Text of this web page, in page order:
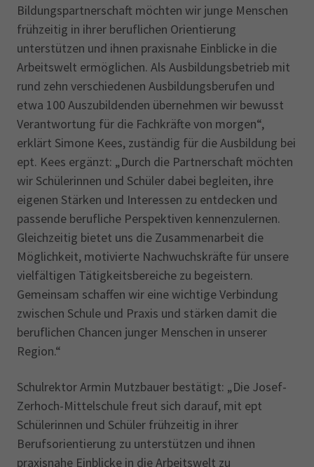
Bildungspartnerschaft möchten wir junge Menschen
frühzeitig in ihrer beruflichen Orientierung
unterstützen und ihnen praxisnahe Einblicke in die
Arbeitswelt ermöglichen. Als Ausbildungsbetrieb mit
rund zehn verschiedenen Ausbildungsberufen und
etwa 100 Auszubildenden übernehmen wir bewusst
Verantwortung für die Fachkräfte von morgen“,
erklärt Simone Kees, zuständig für die Ausbildung bei
ept. Kees ergänzt: „Durch die Partnerschaft möchten
wir Schülerinnen und Schüler dabei begleiten, ihre
eigenen Stärken und Interessen zu entdecken und
passende berufliche Perspektiven kennenzulernen.
Gleichzeitig bietet uns die Zusammenarbeit die
Möglichkeit, motivierte Nachwuchskräfte für unsere
vielfältigen Tätigkeitsbereiche zu begeistern.
Gemeinsam schaffen wir eine wichtige Verbindung
zwischen Schule und Praxis und stärken damit die
beruflichen Chancen junger Menschen in unserer
Region.“
Schulrektor Armin Mutzbauer bestätigt: „Die Josef-
Zerhoch-Mittelschule freut sich darauf, mit ept
Schülerinnen und Schüler frühzeitig in ihrer
Berufsorientierung zu unterstützen und ihnen
praxisnahe Einblicke in die Arbeitswelt zu